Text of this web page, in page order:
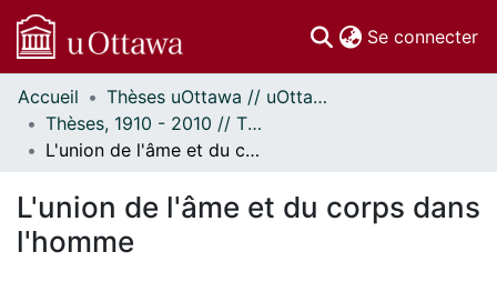
Se connecter
Communautés
et collections
Parcourir
À propos
Accueil
Thèses uOttawa // uOttawa Theses
Thèses, 1910 - 2010 // Theses, 1910 - 2010
L'union de l'âme et du corps dans l'homme
L'union de l'âme et du corps dans
l'homme